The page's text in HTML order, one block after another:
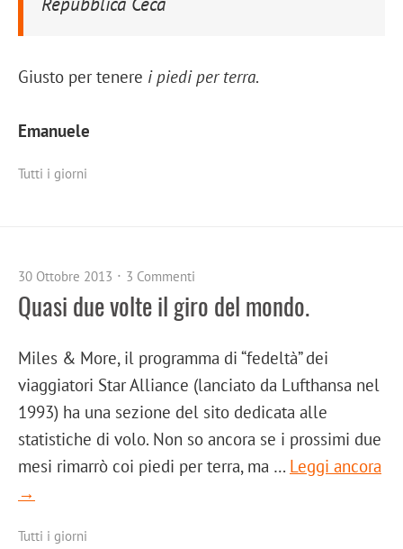
Giusto per tenere i piedi per terra.
Emanuele
Tutti i giorni
30 Ottobre 2013 3 Commenti
Quasi due volte il giro del mondo.
Miles & More, il programma di “fedeltà” dei
viaggiatori Star Alliance (lanciato da Lufthansa nel
1993) ha una sezione del sito dedicata alle
statistiche di volo. Non so ancora se i prossimi due
mesi rimarrò coi piedi per terra, ma … Leggi ancora
→
Tutti i giorni